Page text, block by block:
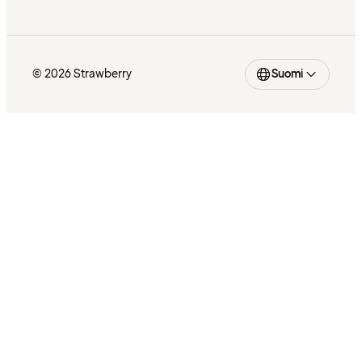
© 2026 Strawberry Suomi